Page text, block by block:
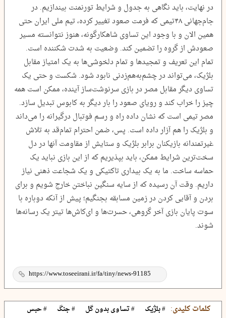
در نهایت، باید نگاهی به جدول و شرایط تورنمنت بیندازیم. در
جام‌جهانی ۴۸‌تیمی که فرمت صعود تغییر کرده، تیم ملی ایران حتی
همین الان و با وجود این تساوی شاهکارگونه، هنوز نتوانسته مسیر
صعودش از گروه را تضمین کند. وضعیت به شدت شکننده است.
تمام این تعریف و تمجیدها و تمام دلخوشی‌ها به یک امتیاز مقابل
بلژیک، می‌تواند در چشم‌به‌هم‌زدنی نابود شود. شکست و حتی یک
تساوی دیگر مقابل مصر در بازی سرنوشت‌ساز آینده، ممکن است همه
چیز را خراب کند و رویای صعود را بار دیگر به کابوس تبدیل سازد.
مصر تیمی است که نشان داده راه و رسم فوتبال درگیرانه را می‌داند
و بلژیک را هم آزار داده است. پس، ضمن احترام تمام‌قد به تلاش
غیرتمندانه بازیکنان برابر بلژیک و ستایش از مقاومت آنها در دل
سخت‌ترین شرایط ممکن، باید بپذیریم که از این بازی نباید یک
حماسه ساخت. ما به یک بیداری تاکتیکی و یک شجاعت ذهنی نیاز
داریم. وقت آن رسیده که از سایه سنگین نباختن خارج شویم و برای
بردن و آقایی کردن در زمین مسابقه بجنگیم؛ پیش از آنکه دوباره با
سوت پایان بازی آخر گروهی، حسرت‌ها و ای‌کاش‌ها تیتر یک رسانه‌ها
شوند.
کلمات کلیدی: # بلژیک # تساوی بدون گل # جنگ
# حبس